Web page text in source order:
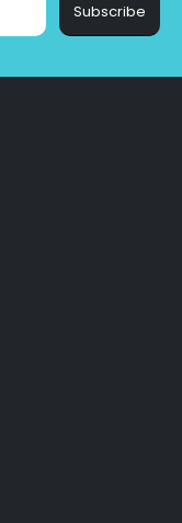
Subscribe